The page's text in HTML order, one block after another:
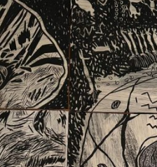
Configuración de cookies
Universidad de los Andes |
Reconocimiento como
de mayo de 1964.
Resolución 28 del 23 de
Acreditación institucional de
Resolución 000194 del 16
Posgrados
Ext. 4925